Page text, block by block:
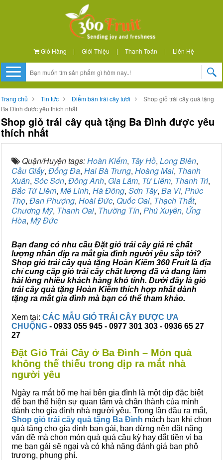
Giỏ Hàng | Giới Thiệu | Thanh Toán | Liên Hệ
Trang chủ Tin tức Điểm bán trái cây tươi
Shop giỏ trái cây quà tặng
Ba Đình được yêu thích nhất
Shop giỏ trái cây quà tặng Ba Đình được yêu
thích nhất
Quận/Huyện tags:Hoàn Kiếm, Tây Hồ, Long Biên,
Cầu Giấy, Đống Đa, Hai Bà Trưng, Hoàng Mai, Thanh
Xuân, Sóc Sơn, Đông Anh, Gia Lâm, Từ Liêm, Thanh Trì,
Bắc Từ Liêm, Mê Linh, Hà Đông, Sơn Tây, Ba Vì, Phúc
Thọ, Đan Phượng, Hoài Đức, Quốc Oai, Thạch Thất,
Chương Mỹ, Thanh Oai, Thường Tín, Phú Xuyên, Ứng
Hòa, Mỹ Đức
Bạn đang có nhu cầu Đặt giỏ trái cây giá rẻ chất
lượng nhân dịp ra mắt gia đình người yêu sắp tới?
Shop giỏ trái cây quà tặng Hoàn Kiếm 360 Fruit là địa
chỉ cung cấp giỏ trái cây chất lượng đã và đang làm
hài lòng nhiều khách hàng khó tính. Dưới đây là giỏ
trái cây quà tặng Hoàn Kiếm thích hợp nhất dành
tặng ra mắt gia đình mà bạn có thể tham khảo.
Xem tại: CÁC MẪU GIỎ TRÁI CÂY ĐƯỢC ƯA
CHUỘNG - 0933 055 945 - 0977 301 303 - 0936 65 27
27
Đặt Giỏ Trái Cây ở Ba Đình – Món quà
không thể thiếu trong dịp ra mắt nhà
người yêu
Ngày ra mắt bố mẹ hai bên gia đình là một dịp đặc biệt
để bạn thể hiện sự quan tâm và chân thành của mình
dành cho gia đình nhà người yêu. Trong lần đầu ra mắt,
Shop giỏ trái cây quà tặng Ba Đình mách bạn khi chọn
quà tặng cho gia đình bạn gái, bạn đừng nên đặt nặng
vấn đề mà chọn món quà quá cầu kỳ hay đắt tiền vì ba
mẹ bạn gái sẽ ngại và có khả năng đánh giá bạn phô
trương, phung phí.